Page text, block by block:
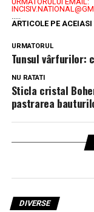
.....
ARTICOLE PE
URMATORUL
Tunsul vârfurilor:
NU RATATI
Sticla cristal
pastrarea
DIVERSE